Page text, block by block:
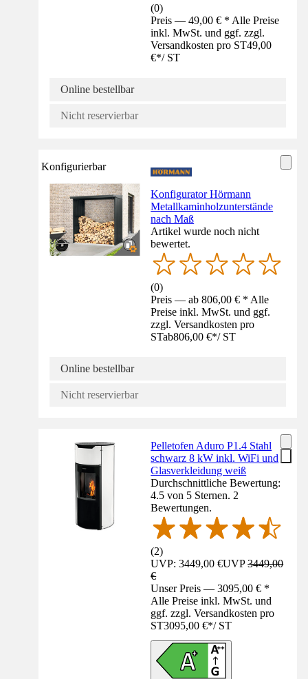
(0)
Preis — 49,00 € * Alle Preise
inkl. MwSt. und ggf. zzgl.
Versandkosten pro ST49,00
€*/ ST
Online bestellbar
Nicht reservierbar
Konfigurierbar
Konfigurator Hörmann
Metallkaminholzunterstände
nach Maß
Artikel wurde noch nicht
bewertet.
(0)
Preis — ab 806,00 € * Alle
Preise inkl. MwSt. und ggf.
zzgl. Versandkosten pro
STab806,00 €*/ ST
Online bestellbar
Nicht reservierbar
Pelletofen Aduro P1.4 Stahl
schwarz 8 kW inkl. WiFi und
Glasverkleidung weiß
Durchschnittliche Bewertung:
4.5 von 5 Sternen. 2
Bewertungen.
(2)
UVP: 3449,00 €UVP3449,00
€
Unser Preis — 3095,00 € *
Alle Preise inkl. MwSt. und
ggf. zzgl. Versandkosten pro
ST3095,00 €*/ ST